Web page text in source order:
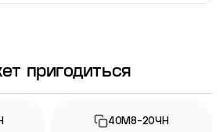
пригодиться
40М8-20ЧН